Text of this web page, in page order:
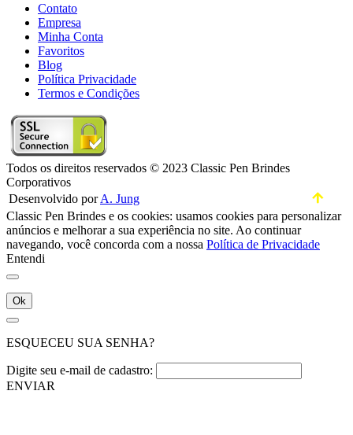
Contato
Empresa
Minha Conta
Favoritos
Blog
Política Privacidade
Termos e Condições
Todos os direitos reservados © 2023 Classic Pen Brindes
Corporativos
Desenvolvido porA. Jung
Classic Pen Brindes e os cookies: usamos cookies para personalizar
anúncios e melhorar a sua experiência no site. Ao continuar
navegando, você concorda com a nossa Política de Privacidade
Entendi
Ok
ESQUECEU SUA SENHA?
Digite seu e-mail de cadastro:
ENVIAR